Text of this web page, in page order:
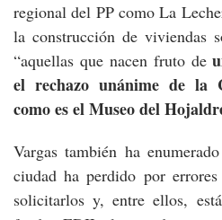
regional del PP como La
la construcción de viviendas
“aquellas que nacen fruto de
el rechazo unánime de la
como es el Museo del
Vargas también ha
ciudad ha perdido por
solicitarlos y, entre ellos,